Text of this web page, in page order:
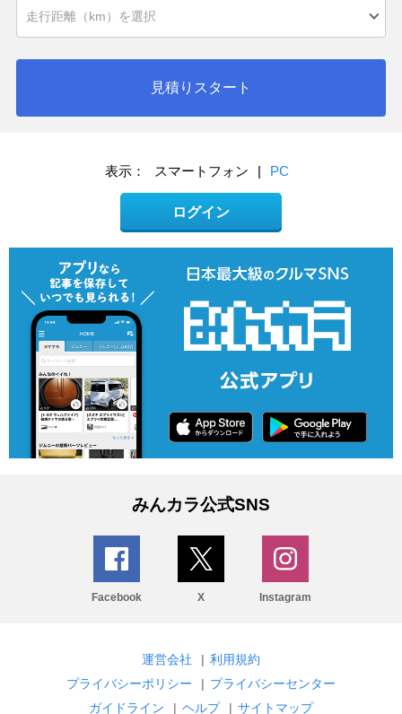
見積りスタート
表示： スマートフォン | PC
ログイン
みんカラ公式SNS
Facebook X Instagram
運営会社 | 利用規約
プライバシーポリシー
| プライバシーセンター
ガイドライン
| ヘルプ | サイトマップ